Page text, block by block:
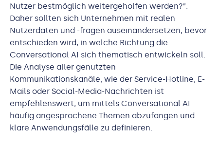
Nutzer bestmöglich weitergeholfen werden?”.
Daher sollten sich Unternehmen mit realen
Nutzerdaten und -fragen auseinandersetzen, bevor
entschieden wird, in welche Richtung die
Conversational AI sich thematisch entwickeln soll.
Die Analyse aller genutzten
Kommunikationskanäle, wie der Service-Hotline, E-
Mails oder Social-Media-Nachrichten ist
empfehlenswert, um mittels Conversational AI
häufig angesprochene Themen abzufangen und
klare Anwendungsfälle zu definieren.